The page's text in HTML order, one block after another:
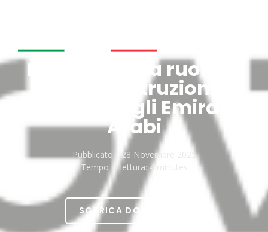
Italia rafforza ruolo in
settori costruzioni e
design negli Emirati
Arabi
Pubblicato il 28 Novembre 2025
Tempo di lettura: 4 minutes
SCARICA DOCUMENTO